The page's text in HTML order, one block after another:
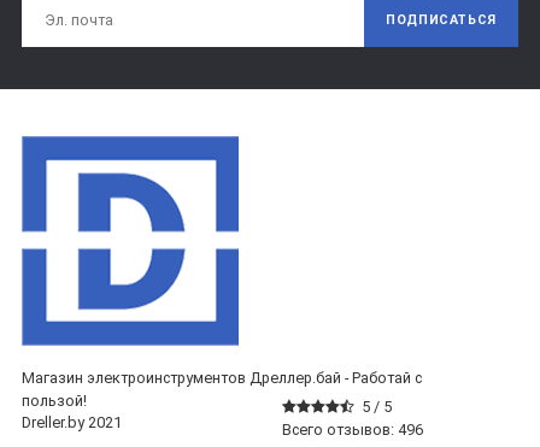
ПОДПИСАТЬСЯ
Магазин электроинструментов Дреллер.бай - Работай с
пользой!
5 / 5
Всего отзывов: 496
Dreller.by 2021